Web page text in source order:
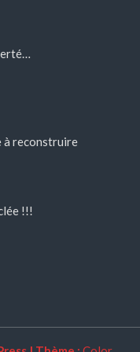
à reconstruire
!!!